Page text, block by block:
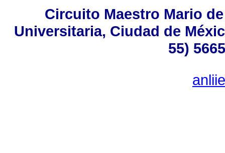
Circuito Maestro Mario
Universitaria, Ciudad de
55)